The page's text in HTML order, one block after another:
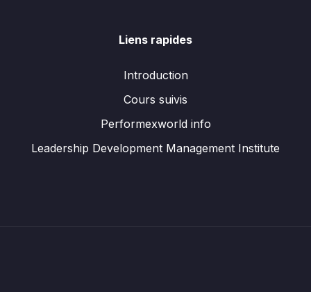
Liens rapides
Introduction
Cours suivis
Performexworld info
Leadership Development Management Institute